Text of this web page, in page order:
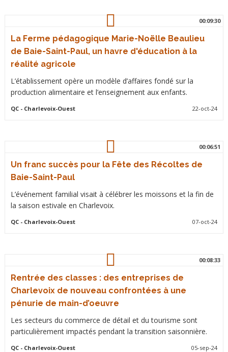
00:09:30
La Ferme pédagogique Marie-Noëlle Beaulieu
de Baie-Saint-Paul, un havre d'éducation à la
réalité agricole
L’établissement opère un modèle d’affaires fondé sur la
production alimentaire et l’enseignement aux enfants.
QC- Charlevoix-Ouest 22-oct-24
00:06:51
Un franc succès pour la Fête des Récoltes de
Baie-Saint-Paul
L’événement familial visait à célébrer les moissons et la fin de
la saison estivale en Charlevoix.
QC- Charlevoix-Ouest 07-oct-24
00:08:33
Rentrée des classes : des entreprises de
Charlevoix de nouveau confrontées à une
pénurie de main-d’oeuvre
Les secteurs du commerce de détail et du tourisme sont
particulièrement impactés pendant la transition saisonnière.
QC- Charlevoix-Ouest 05-sep-24